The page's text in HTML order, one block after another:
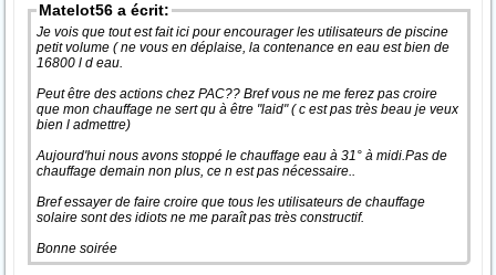
Matelot56 a écrit:
Je vois que tout est fait ici pour encourager les utilisateurs de piscine
petit volume ( ne vous en déplaise, la contenance en eau est bien de
16800 l d eau.
Peut être des actions chez PAC?? Bref vous ne me ferez pas croire
que mon chauffage ne sert qu à être "laid" ( c est pas très beau je veux
bien l admettre)
Aujourd'hui nous avons stoppé le chauffage eau à 31° à midi.Pas de
chauffage demain non plus, ce n est pas nécessaire..
Bref essayer de faire croire que tous les utilisateurs de chauffage
solaire sont des idiots ne me paraît pas très constructif.
Bonne soirée